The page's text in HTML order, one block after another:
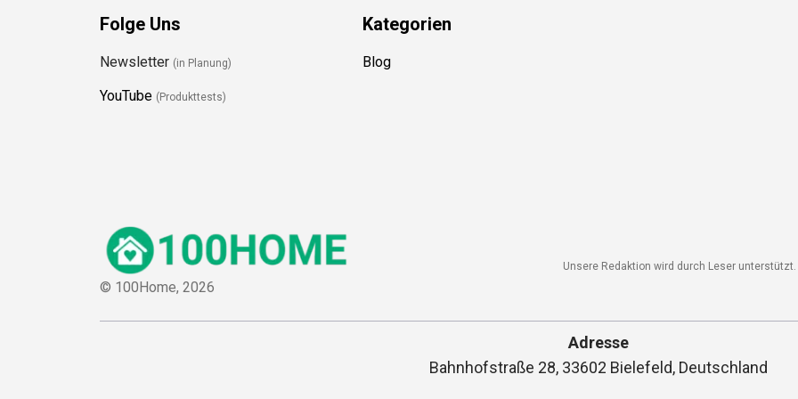
Folge Uns
Newsletter (in Planung)
YouTube (Produkttests)
Kategorien
Blog
© 100Home, 2026
Unsere Redaktion wird durch Leser
Adresse
Bahnhofstraße 28, 33602 Bielefeld, Deutschland